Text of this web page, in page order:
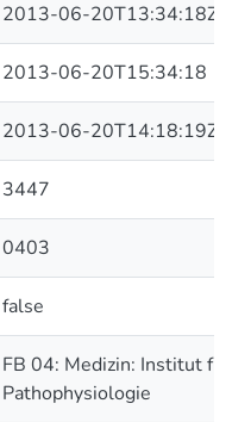
2013-06-20T13:34:18Z
2013-06-20T15:34:18
2013-06-20T14:18:19Z
3447
0403
false
FB 04: Medizin: Institut
Pathophysiologie